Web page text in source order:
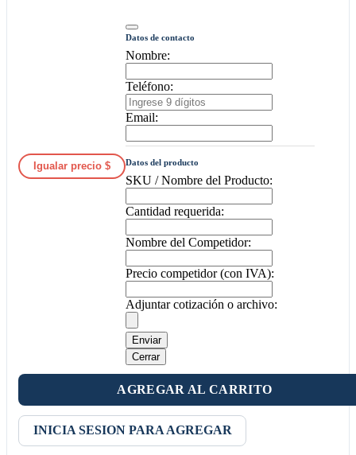
Igualar precio $
Datos de contacto
Nombre:
Teléfono:
Email:
Datos del producto
SKU / Nombre del Producto:
Cantidad requerida:
Nombre del Competidor:
Precio competidor (con IVA):
Adjuntar cotización o archivo:
Enviar
Cerrar
AGREGAR AL CARRITO
INICIA SESION PARA AGREGAR